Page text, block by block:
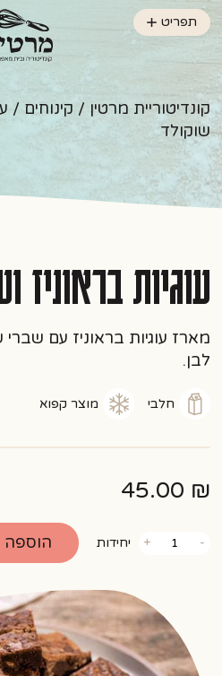
תפריט
קונדיטוריית מרטין / קינוחים /
שוקולד
עוגיות בראוניז
מארז עוגיות בראוניז עם
לבן.
חלבי מוצר קפוא
45.00 ₪
-של
+ יחידות הוספה